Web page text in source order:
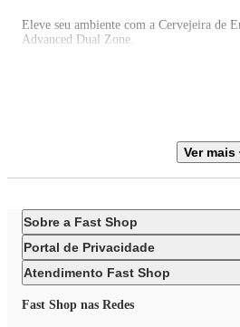
Eleve seu ambiente com a Cervejeira de
Advanced Dual Zone.
ESPECIFICAÇÕES TÉCNICAS
Tipo: Embutir ou freestand
Acabamento: Inox
Voltagem: 220V
Potência: 130kW
Frequência: 60Hz
Classificação energética: Não informado
Peso: 111Kg
Largura: 180cm
Ver mais
Sobre a Fast Shop
Portal de Privacidade
Atendimento Fast Shop
Fast Shop nas Redes